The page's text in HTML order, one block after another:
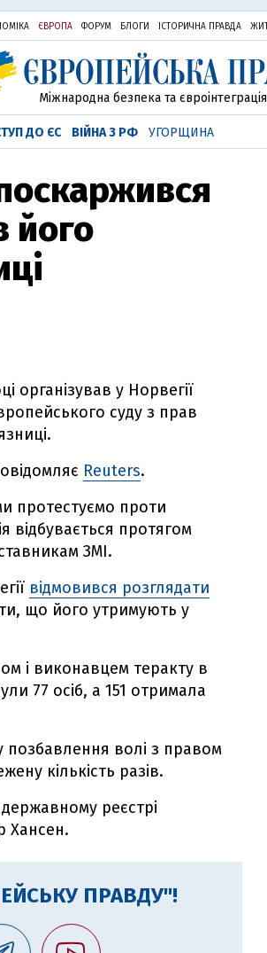
ЄВРОПА ФОРУМ БЛОГИ ІСТОРИЧНА ПРАВДА
Міжнародна безпека та
ДО ЄС ВІЙНА З РФ УГОРЩИНА
його
організував у Норвегії
суду з прав
Reuters.
протестуємо проти
відбувається протягом
ЗМІ.
відмовився розглядати
що його утримують у
і виконавцем теракту в
77 осіб, а 151 отримала
позбавлення волі з правом
кількість разів.
реєстрі
Хансен.
ПРАВДУ"!